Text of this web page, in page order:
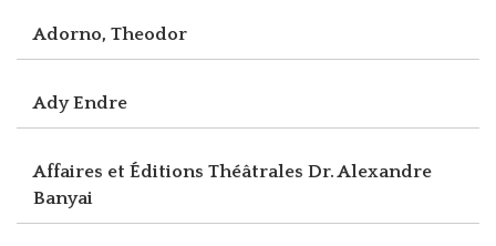
Adorno, Theodor
Ady Endre
Affaires et Éditions Théâtrales Dr. Alexandre
Banyai